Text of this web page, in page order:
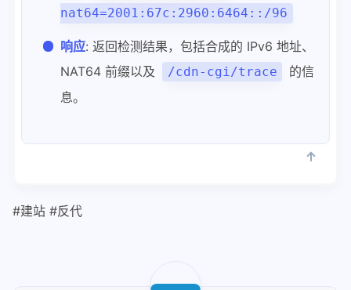
nat64=2001:67c:2960:6464::/96
响应: 返回检测结果，包括合成的 IPv6 地址、
NAT64 前缀以及
/cdn-cgi/trace
的信
息。
#建站 #反代